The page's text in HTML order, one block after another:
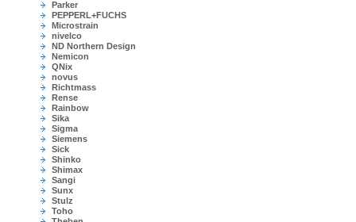
Parker
PEPPERL+FUCHS
Microstrain
nivelco
ND Northern Design
Nemicon
QNix
novus
Richtmass
Rense
Rainbow
Sika
Sigma
Siemens
Sick
Shinko
Shimax
Sangi
Sunx
Stulz
Toho